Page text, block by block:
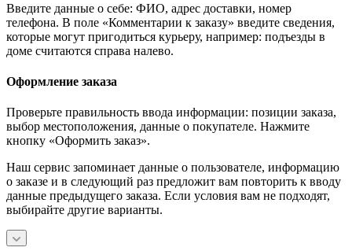
Введите данные о себе: ФИО, адрес доставки, номер
телефона. В поле «Комментарии к заказу» введите сведения,
которые могут пригодиться курьеру, например: подъезды в
доме считаются справа налево.
Оформление заказа
Проверьте правильность ввода информации: позиции заказа,
выбор местоположения, данные о покупателе. Нажмите
кнопку «Оформить заказ».
Наш сервис запоминает данные о пользователе, информацию
о заказе и в следующий раз предложит вам повторить к вводу
данные предыдущего заказа. Если условия вам не подходят,
выбирайте другие варианты.